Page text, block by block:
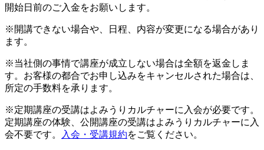
開始日前のご入金をお願いします。
※開講できない場合や、日程、内容が変更になる場合があり
ます。
※当社側の事情で講座が成立しない場合は全額を返金しま
す。お客様の都合でお申し込みをキャンセルされた場合は、
所定の手数料を承ります。
※定期講座の受講はよみうりカルチャーに入会が必要です。
定期講座の体験、公開講座の受講はよみうりカルチャーに入
会不要です。
入会・受講規約をご覧ください。